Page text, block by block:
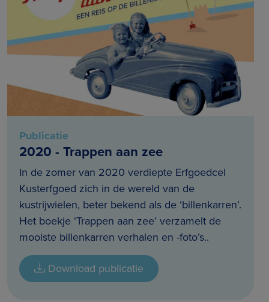
Publicatie
2020 - Trappen aan zee
In de zomer van 2020 verdiepte Erfgoedcel
Kusterfgoed zich in de wereld van de
kustrijwielen, beter bekend als de ‘billenkarren’.
Het boekje ‘Trappen aan zee’ verzamelt de
mooiste billenkarren verhalen en -foto’s..
Download publicatie